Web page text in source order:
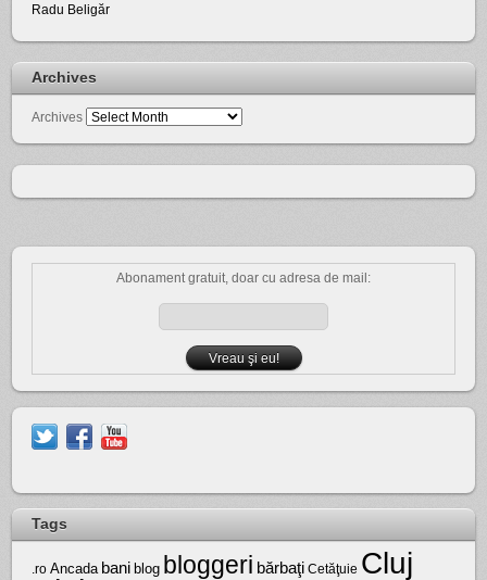
Radu Beligăr
Archives
Archives
Abonament gratuit, doar cu adresa de mail:
Tags
.ro Ancada bani blog bloggeri bărbaţi Cetăţuie Cluj